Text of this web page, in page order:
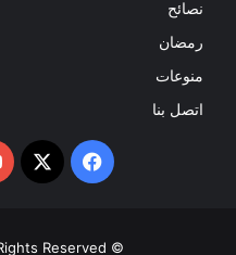
نصائح
رمضان
منوعات
اتصل بنا
فيسبوك
‫X
© Copyright 2026, All Rights Reserved